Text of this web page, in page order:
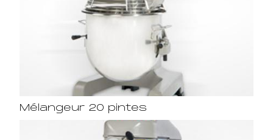
Mélangeur 20 pintes